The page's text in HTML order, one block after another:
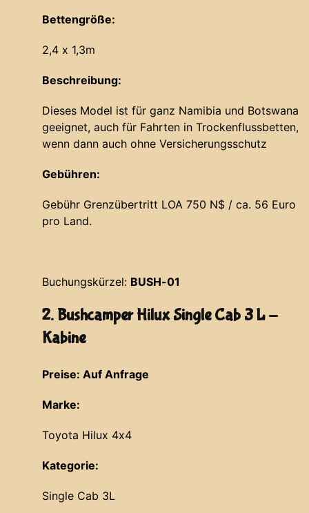
Bettengröße:
2,4 x 1,3m
Beschreibung:
Dieses Model ist für ganz Namibia und Botswana
geeignet, auch für Fahrten in Trockenflussbetten,
wenn dann auch ohne Versicherungsschutz
Gebühren:
Gebühr Grenzübertritt LOA 750 N$ / ca. 56 Euro
pro Land.
Buchungskürzel: BUSH-01
2. Bushcamper Hilux Single Cab 3 L -
Kabine
Preise: Auf Anfrage
Marke:
Toyota Hilux 4x4
Kategorie:
Single Cab 3L